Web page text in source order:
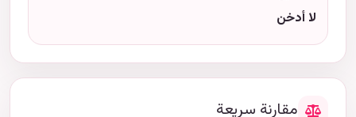
لا أدخن
مقارنة سريعة